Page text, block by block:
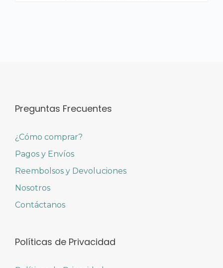
Preguntas Frecuentes
¿Cómo comprar?
Pagos y Envíos
Reembolsos y Devoluciones
Nosotros
Contáctanos
Políticas de Privacidad